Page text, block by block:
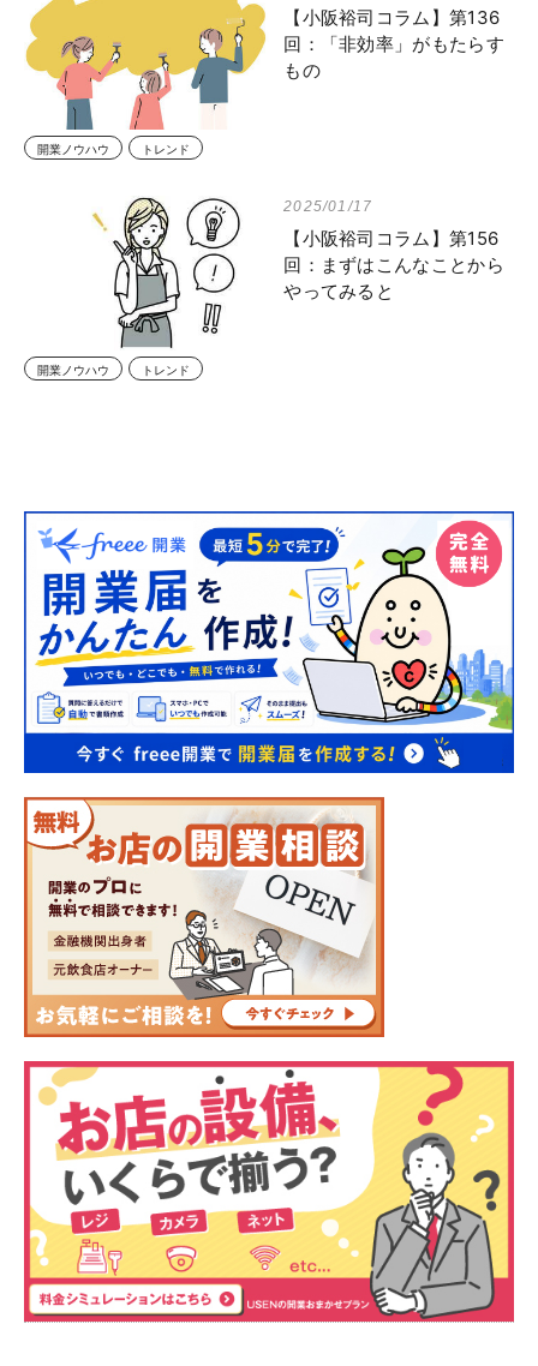
【小阪裕司コラム】第136
回：「非効率」がもたらす
もの
開業ノウハウ トレンド
2025/01/17
【小阪裕司コラム】第156
回：まずはこんなことから
やってみると
開業ノウハウ トレンド